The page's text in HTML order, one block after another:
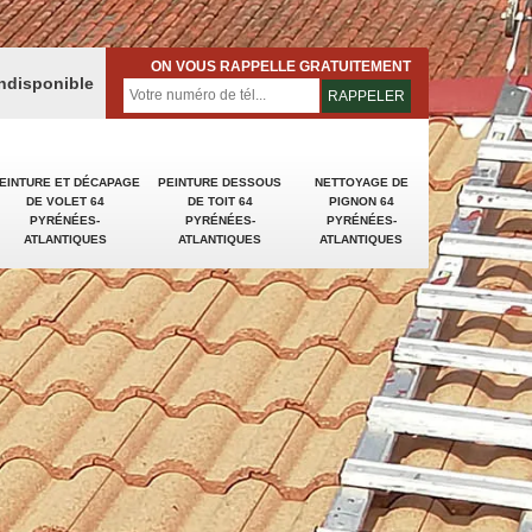
ET DÉCAPAGE
DE VOLET 64
PYRÉNÉES-
ATLANTIQUES
PEINTURE DESSOUS
DE TOIT 64
PYRÉNÉES-
ATLANTIQUES
NETTOYAGE DE
PIGNON 64
PYRÉNÉES-
ATLANTIQUES
ON VOUS RAPPELLE GRATUITEMENT